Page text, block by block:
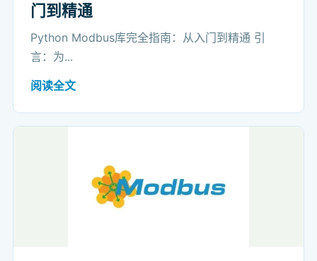
门到精通
Python Modbus库完全指南：从入门到精通 引
言：为...
阅读全文